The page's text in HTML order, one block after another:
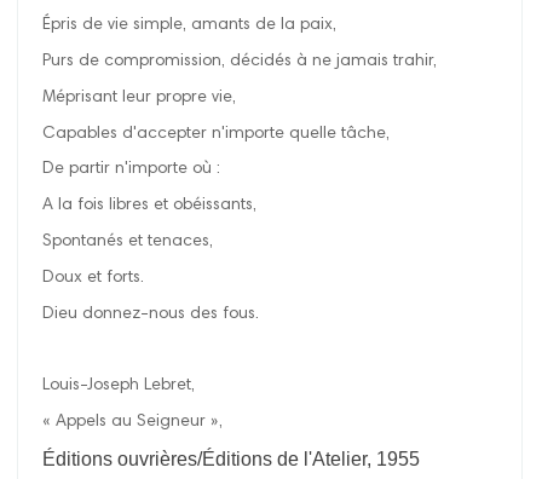
Épris de vie simple, amants de la paix,
Purs de compromission, décidés à ne jamais trahir,
Méprisant leur propre vie,
Capables d'accepter n'importe quelle tâche,
De partir n'importe où :
A la fois libres et obéissants,
Spontanés et tenaces,
Doux et forts.
Dieu donnez-nous des fous.
Louis-Joseph Lebret,
« Appels au Seigneur »,
Éditions ouvrières/Éditions de l'Atelier, 1955